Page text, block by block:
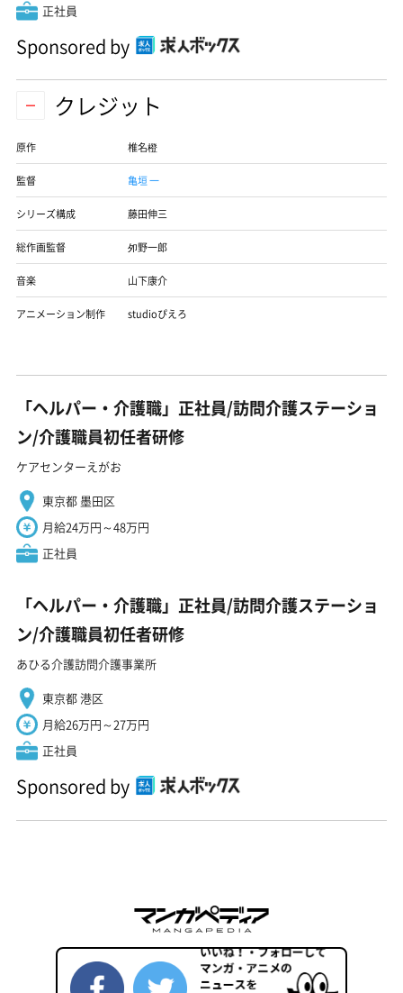
正社員
Sponsored by
クレジット
原作 椎名橙
監督 亀垣 一
シリーズ構成 藤田伸三
総作画監督 夘野一郎
音楽 山下康介
アニメーション制作 studioぴえろ
「ヘルパー・介護職」正社員/訪問介護ステーショ
ン/介護職員初任者研修
ケアセンターえがお
東京都 墨田区
月給24万円～48万円
正社員
「ヘルパー・介護職」正社員/訪問介護ステーショ
ン/介護職員初任者研修
あひる介護訪問介護事業所
東京都 港区
月給26万円～27万円
正社員
Sponsored by